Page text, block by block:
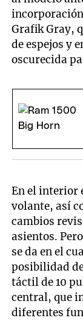
Grafik Gray,
de espejos y
oscurecida
En el interior
volante, así
cambios
asientos.
se da en el
posibilidad
táctil de 10
central, que
diferentes